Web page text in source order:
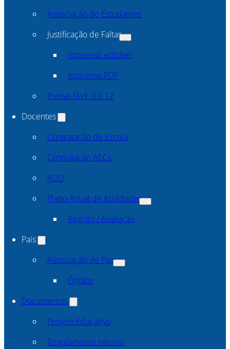
Associação de Estudantes
Justificação de Faltas
Impresso editável
Impresso PDF
Provas IAVE 0.0.12
Docentes
Contratação de Escola
Contratação AECs
ADD
Plano Anual de Atividades
Registo / Avaliação
Pais
Associação de Pais
Órgãos
Documentos
Projeto Educativo
Regulamento Interno